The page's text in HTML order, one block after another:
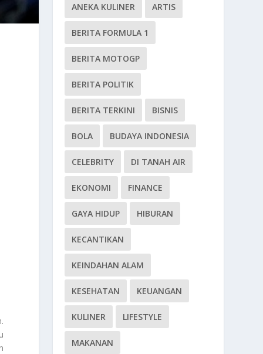
ANEKA KULINER ARTIS
BERITA FORMULA 1
BERITA MOTOGP
BERITA POLITIK
BERITA TERKINI BISNIS
BOLA BUDAYA INDONESIA
CELEBRITY DI TANAH AIR
EKONOMI FINANCE
GAYA HIDUP HIBURAN
KECANTIKAN
KEINDAHAN ALAM
KESEHATAN KEUANGAN
KULINER LIFESTYLE
MAKANAN